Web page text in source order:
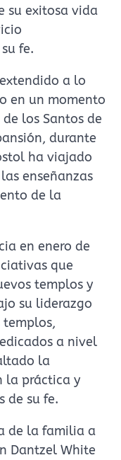
su exitosa vida
fe.
a lo
en un momento
los Santos de
durante
ha viajado
enseñanzas
de la
en enero de
que
templos y
su liderazgo
templos,
a nivel
la
la práctica y
de su fe.
de la familia a
Dantzel White